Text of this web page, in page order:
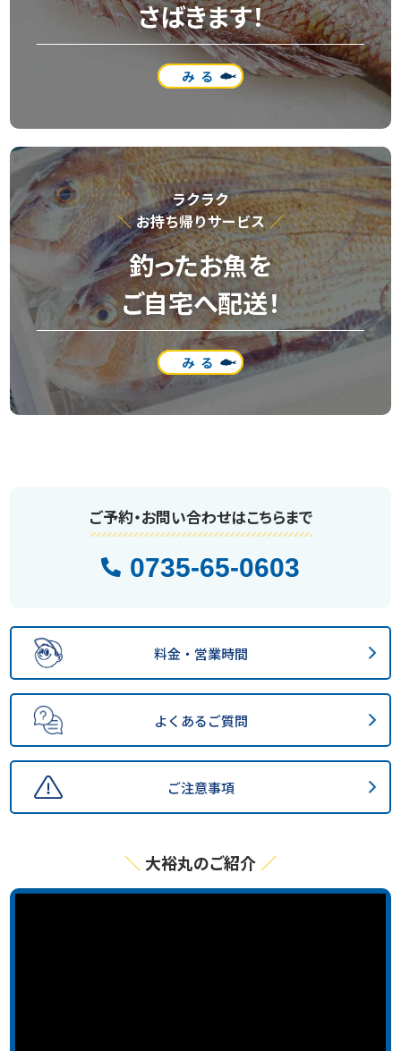
さばきます！
みる
ラクラク
お持ち帰りサービス
釣ったお魚を
ご自宅へ配送！
みる
ご予約・お問い合わせはこちらまで
0735-65-0603
料金・営業時間
よくあるご質問
ご注意事項
大裕丸のご紹介